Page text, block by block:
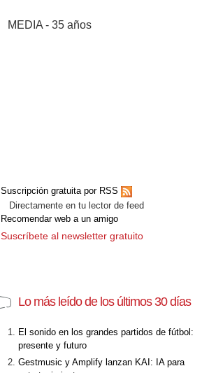
[+]
MEDIA - 35 años
Suscripción gratuita por RSS
Directamente en tu lector de feed
Recomendar web a un amigo
Suscríbete al newsletter gratuito
Lo más leído de los últimos 30 días
El sonido en los grandes partidos de fútbol:
presente y futuro
Gestmusic y Amplify lanzan KAI: IA para